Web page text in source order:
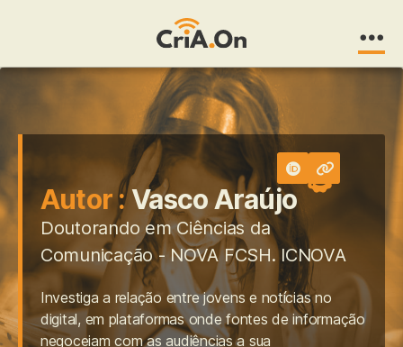
Autor :Vasco Araújo
Doutorando em Ciências da
Comunicação - NOVA FCSH. ICNOVA
Investiga a relação entre jovens e notícias no
digital, em plataformas onde fontes de informação
negoceiam com as audiências a sua